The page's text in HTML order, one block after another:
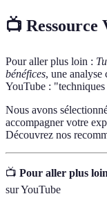
📺 Ressource
Pour aller plus loin :
bénéfices, une analyse
YouTube :
Nous avons
accompagner votre
Découvrez nos
📺 Pour aller plus
sur YouTube